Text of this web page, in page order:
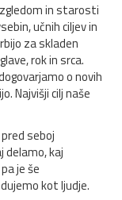
in starosti
učnih ciljev in
za skladen
rok in srca.
o novih
Najvišji cilj naše
seboj
delamo, kaj
je še
kot ljudje.